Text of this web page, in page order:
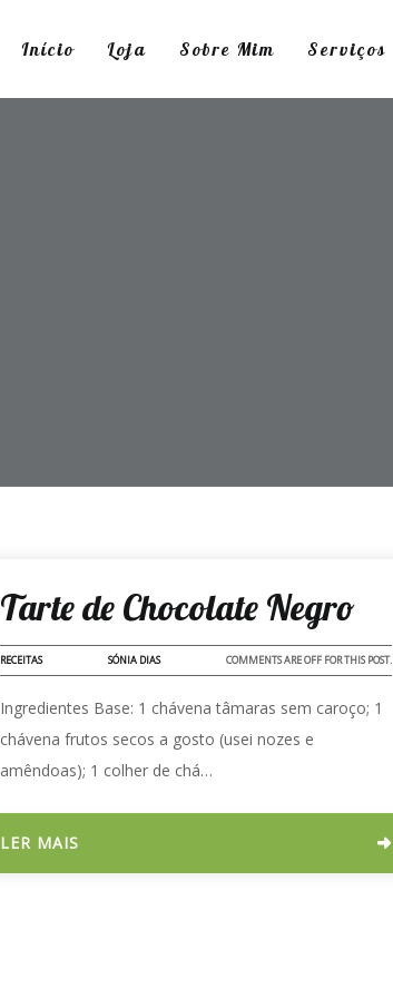
Início Loja Sobre Mim Serviços
Tarte de Chocolate Negro
RECEITAS SÓNIA DIAS COMMENTS ARE OFF FOR THIS POST.
Ingredientes Base: 1 chávena tâmaras sem caroço; 1
chávena frutos secos a gosto (usei nozes e
amêndoas); 1 colher de chá…
LER MAIS